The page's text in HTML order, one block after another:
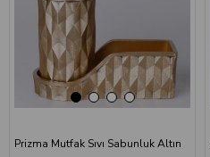
Prizma Mutfak Sıvı Sabunluk Altın